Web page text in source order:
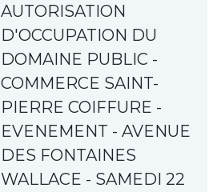
AUTORISATION
D'OCCUPATION DU
DOMAINE PUBLIC -
COMMERCE SAINT-
PIERRE COIFFURE -
EVENEMENT - AVENUE
DES FONTAINES
WALLACE - SAMEDI 22